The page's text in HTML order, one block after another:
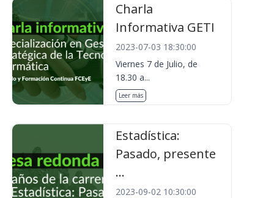
Charla
Informativa GETI
2023-07-03 18:30:00
Viernes 7 de Julio, de
18.30 a...
Leer más
Estadística:
Pasado, presente
...
2023-09-02 10:30:00